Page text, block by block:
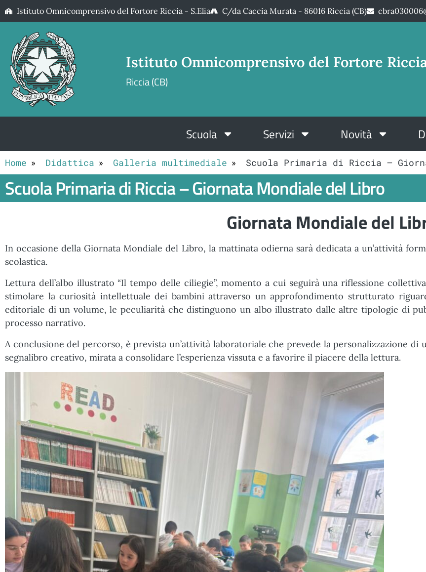
Istituto Omnicomprensivo del Fortore Riccia - S.Elia C/da Caccia Murata - 86016 Riccia (CB)
Istituto Omnicomprensivo del Fortore
Riccia (CB)
Scuola Servizi Novità
Home Didattica Galleria multimediale Scuola Primaria di Riccia –
Scuola Primaria di Riccia – Giornata Mondiale del Libro
Giornata Mondiale del
In occasione della Giornata Mondiale del Libro, la mattinata odierna sarà dedicata a un’attività
scolastica.
Lettura dell’albo illustrato “Il tempo delle ciliegie”, momento a cui seguirà una riflessione
stimolare la curiosità intellettuale dei bambini attraverso un approfondimento strutturato
editoriale di un volume, le peculiarità che distinguono un albo illustrato dalle altre tipologie di
processo narrativo.
A conclusione del percorso, è prevista un’attività laboratoriale che prevede la personalizzazione
segnalibro creativo, mirata a consolidare l’esperienza vissuta e a favorire il piacere della lettura.